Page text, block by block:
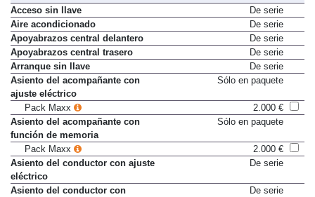
Acceso sin llave
De serie
Aire acondicionado
De serie
Apoyabrazos central delantero
De serie
Apoyabrazos central trasero
De serie
Arranque sin llave
De serie
Asiento del acompañante con
ajuste eléctrico
Sólo en paquete
Pack Maxx
2.000 €
Asiento del acompañante con
función de memoria
Sólo en paquete
Pack Maxx
2.000 €
Asiento del conductor con ajuste
eléctrico
De serie
Asiento del conductor con
De serie